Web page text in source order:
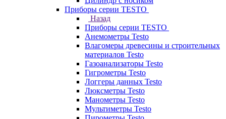
Приборы серии TESTO
Назад
Приборы серии TESTO
Анемометры Testo
Влагомеры древесины и строительных
материалов Testo
Газоанализаторы Testo
Гигрометры Testo
Логгеры данных Testo
Люксметры Testo
Манометры Testo
Мультиметры Testo